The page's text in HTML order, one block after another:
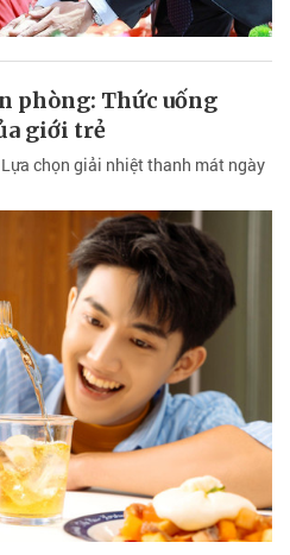
phòng: Thức uống
giới trẻ
chọn giải nhiệt thanh mát ngày